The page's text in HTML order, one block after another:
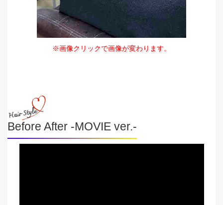
※画像クリックで画像が変わります。
Before After -MOVIE ver.-